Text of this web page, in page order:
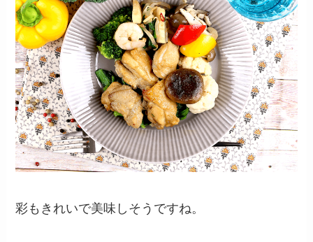
彩もきれいで美味しそうですね。